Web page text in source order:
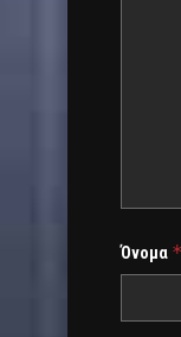
Όνομα *